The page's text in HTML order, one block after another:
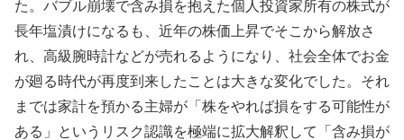
た。バブル崩壊で含み損を抱えた個人投資家所有の株式が
長年塩漬けになるも、近年の株価上昇でそこから解放さ
れ、高級腕時計などが売れるようになり、社会全体でお金
が廻る時代が再度到来したことは大きな変化でした。それ
までは家計を預かる主婦が「株をやれば損をする可能性が
ある」というリスク認識を極端に拡大解釈して「含み損が